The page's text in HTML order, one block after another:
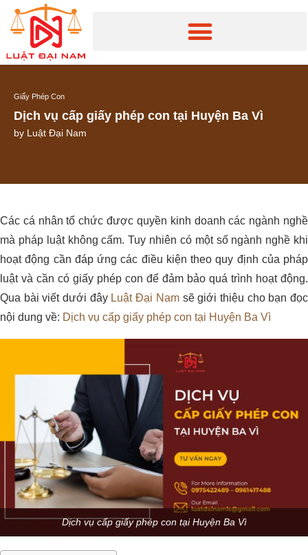
Giấy Phép Con
Dịch vụ cấp giấy phép con tại Huyện Ba Vì
by Luật Đại Nam
Các cá nhân tổ chức được quyền kinh doanh các ngành nghề
mà pháp luật không cấm. Tuy nhiên có một số ngành nghề khi
hoạt động cần đáp ứng các điều kiện theo quy định của pháp
luật và cần có giấy phép con để đảm bảo quá trình hoạt động.
Qua bài viết dưới đây Luật Đại Namsẽ giới thiệu cho bạn đọc
nội dung về: Dịch vụ cấp giấy phép con tại Huyện Ba Vì
Dịch vụ cấp giấy phép con tại Huyện Ba Vì